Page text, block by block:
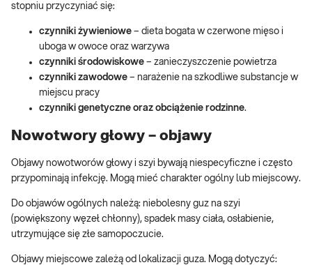
stopniu przyczyniać się:
czynniki żywieniowe – dieta bogata w czerwone mięso i
uboga w owoce oraz warzywa
czynniki środowiskowe – zanieczyszczenie powietrza
czynniki zawodowe – narażenie na szkodliwe substancje w
miejscu pracy
czynniki genetyczne oraz obciążenie rodzinne.
Nowotwory głowy – objawy
Objawy nowotworów głowy i szyi bywają niespecyficzne i często
przypominają infekcję. Mogą mieć charakter ogólny lub miejscowy.
Do objawów ogólnych należą: niebolesny guz na szyi
(powiększony węzeł chłonny), spadek masy ciała, osłabienie,
utrzymujące się złe samopoczucie.
Objawy miejscowe zależą od lokalizacji guza. Mogą dotyczyć: